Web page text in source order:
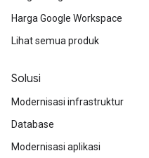
Harga Google Workspace
Lihat semua produk
Solusi
Modernisasi infrastruktur
Database
Modernisasi aplikasi